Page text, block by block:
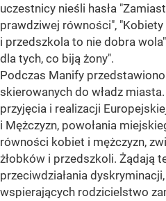
uczestnicy nieśli hasła
prawdziwej równości", "Kobiety
i przedszkola to nie dobra
dla tych, co biją żony".
Podczas Manify
skierowanych do władz
przyjęcia i realizacji
i Mężczyzn, powołania
równości kobiet i mężczyzn,
żłobków i przedszkoli. Żądają
przeciwdziałania
wspierających rodzicielstwo